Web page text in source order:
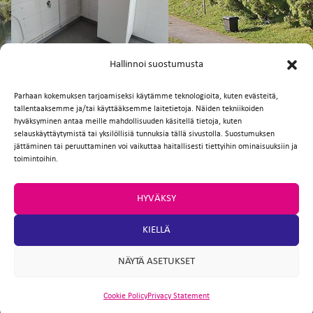
Hallinnoi suostumusta
Parhaan kokemuksen tarjoamiseksi käytämme teknologioita, kuten evästeitä,
tallentaaksemme ja/tai käyttääksemme laitetietoja. Näiden tekniikoiden
hyväksyminen antaa meille mahdollisuuden käsitellä tietoja, kuten
selauskäyttäytymistä tai yksilöllisiä tunnuksia tällä sivustolla. Suostumuksen
jättäminen tai peruuttaminen voi vaikuttaa haitallisesti tiettyihin ominaisuuksiin ja
toimintoihin.
HYVÄKSY
KIELLÄ
NÄYTÄ ASETUKSET
Cookie PolicyPrivacy Statement
Facebook
TwitterEmailWhatsApp